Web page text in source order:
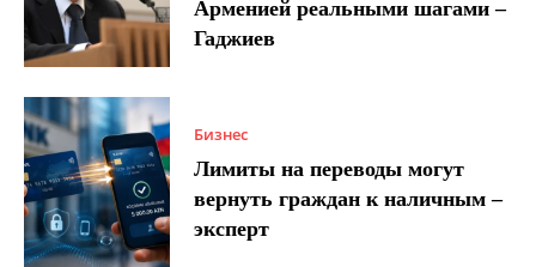
Арменией реальными шагами –
Гаджиев
Бизнес
Лимиты на переводы могут
вернуть граждан к наличным –
эксперт